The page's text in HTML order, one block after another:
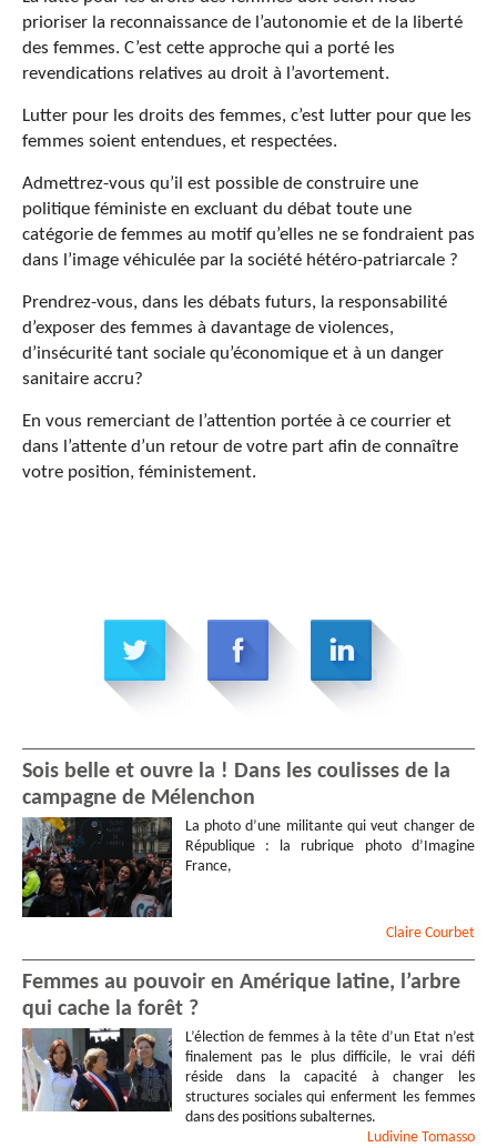
prioriser la reconnaissance de l’autonomie et de la liberté
des femmes. C’est cette approche qui a porté les
revendications relatives au droit à l’avortement.
Lutter pour les droits des femmes, c’est lutter pour que les
femmes soient entendues, et respectées.
Admettrez-vous qu’il est possible de construire une
politique féministe en excluant du débat toute une
catégorie de femmes au motif qu’elles ne se fondraient pas
dans l’image véhiculée par la société hétéro-patriarcale ?
Prendrez-vous, dans les débats futurs, la responsabilité
d’exposer des femmes à davantage de violences,
d’insécurité tant sociale qu’économique et à un danger
sanitaire accru?
En vous remerciant de l’attention portée à ce courrier et
dans l’attente d’un retour de votre part afin de connaître
votre position, féministement.
Sois belle et ouvre la ! Dans les coulisses de la
campagne de Mélenchon
La photo d’une militante qui veut changer de
République : la rubrique photo d’Imagine
France,
Claire Courbet
Femmes au pouvoir en Amérique latine, l’arbre
qui cache la forêt ?
L’élection de femmes à la tête d’un Etat n’est
finalement pas le plus difficile, le vrai défi
réside dans la capacité à changer les
structures sociales qui enferment les femmes
dans des positions subalternes.
Ludivine Tomasso